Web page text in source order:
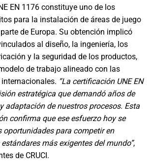
EN 1176 constituye uno de los
para la instalación de áreas de juego
de Europa. Su obtención implicó
al diseño, la ingeniería, los
y la seguridad de los productos,
de trabajo alineado con las
“La certificación UNE EN
estratégica que demandó años de
adaptación de nuestros procesos. Esta
confirma que ese esfuerzo hoy se
oportunidades para competir en
más exigentes del mundo”,
de CRUCI.